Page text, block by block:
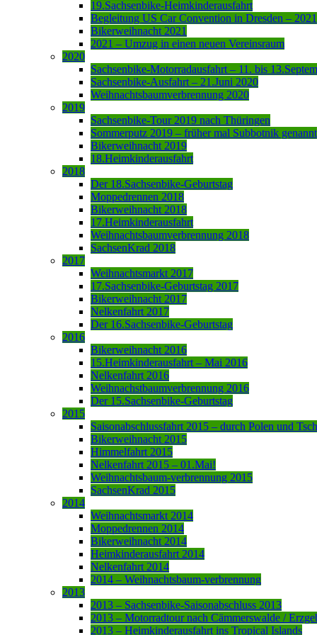
19.Sachsenbike-Heimkinderausfahrt
Begleitung US Car Convention in Dresden – 2021
Bikerweihnacht 2021
2021 – Umzug in einen neuen Vereinsraum
2020
Sachsenbike-Motorradausfahrt – 11. bis
Sachsenbike-Ausfahrt – 21.Juni 2020
Weihnachtsbaumverbrennung 2020
2019
Sachsenbike-Tour 2019 nach Thüringen
Sommerputz 2019 – früher mal Subbotnik genannt
Bikerweihnacht 2019
18.Heimkinderausfahrt
2018
Der 18.Sachsenbike-Geburtstag
Moppedrennen 2018
Bikerweihnacht 2018
17.Heimkinderausfahrt
Weihnachtsbaumverbrennung 2018
SachsenKrad 2018
2017
Weihnachtsmarkt 2017
17.Sachsenbike-Geburtstag 2017
Bikerweihnacht 2017
Nelkenfahrt 2017
Der 16.Sachsenbike-Geburtstag
2016
Bikerweihnacht 2016
15.Heimkinderausfahrt – Mai 2016
Nelkenfahrt 2016
Weihnachstbaumverbrennung 2016
Der 15.Sachsenbike-Geburtstag
2015
Saisonabschlussfahrt 2015 – durch Polen und
Bikerweihnacht 2015
Himmelfahrt 2015
Nelkenfahrt 2015 – 01.Mai!
Weihnachtsbaum-verbrennung 2015
SachsenKrad 2015
2014
Weihnachtsmarkt 2014
Moppedrennen 2014
Bikerweihnacht 2014
Heimkinderausfahrt 2014
Nelkenfahrt 2014
2014 – Weihnachtsbaum-verbrennung
2013
2013 – Sachsenbike-Saisonabschluss 2013
2013 – Motorradtour nach Cämmerswalde /
2013 – Heimkinderausfahrt ins Tropical Islands